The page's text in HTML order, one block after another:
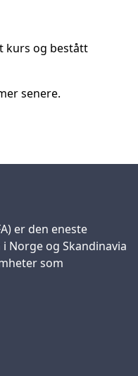
kurs og bestått
senere.
er den eneste
Norge og Skandinavia
som